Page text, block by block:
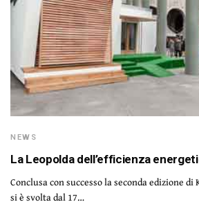
NEWS
La Leopolda dell’efficienza
Conclusa con successo la seconda edizione di
si è svolta dal 17…